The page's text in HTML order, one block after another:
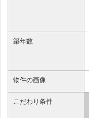
築年数
物件の画像
こだわり条件